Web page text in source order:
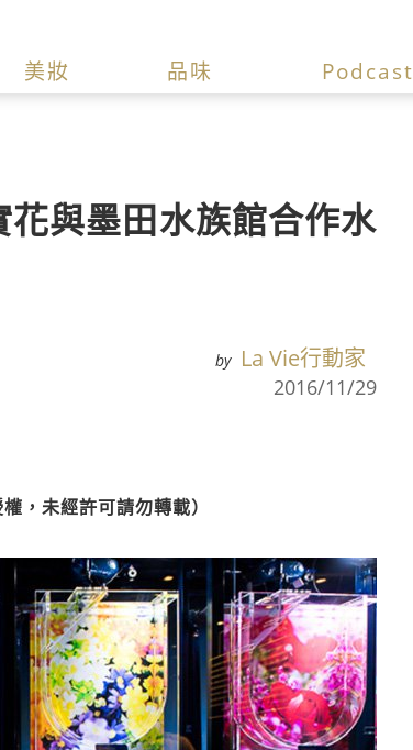
美妝 品味 Podcast
與墨田水族館合作水
by La Vie行動家
2016/11/29
，未經許可請勿轉載）